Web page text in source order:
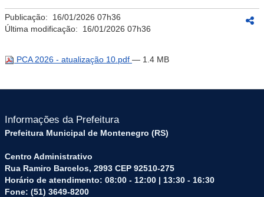
Publicação: 16/01/2026 07h36
Última modificação: 16/01/2026 07h36
PCA 2026 - atualização 10.pdf — 1.4 MB
Informações da Prefeitura
Prefeitura Municipal de Montenegro (RS)
Centro Administrativo
Rua Ramiro Barcelos, 2993 CEP 92510-275
Horário de atendimento: 08:00 - 12:00 | 13:30 - 16:30
Fone: (51) 3649-8200